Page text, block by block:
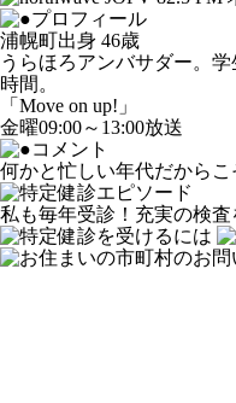
浦幌町出身 46歳
うらほろアンバサダー。
時間。
「Move on up!」
金曜09:00～13:00放送
何かと忙しい年代だから
私も毎年受診！充実の検